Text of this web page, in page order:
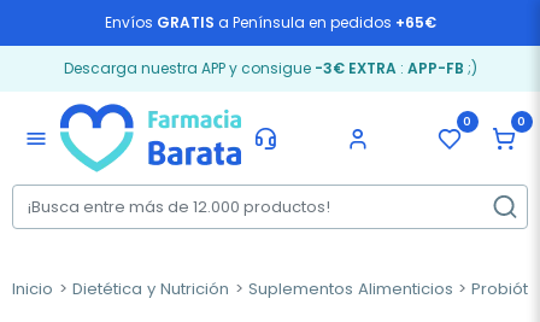
Envíos GRATIS a Península en pedidos +65€
Descarga nuestra APP y consigue -3€ EXTRA: APP-FB ;)
menu
0 0
Inicio Dietética y Nutrición Suplementos Alimenticios